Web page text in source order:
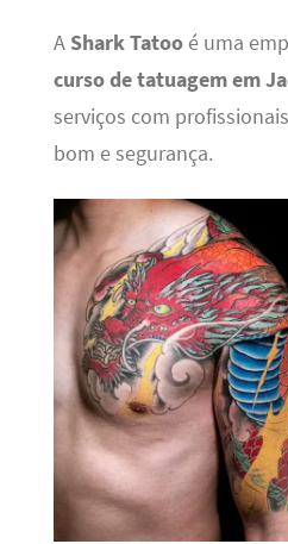
A Shark Tatooé uma
curso de tatuagem em
serviços com
bom e segurança.